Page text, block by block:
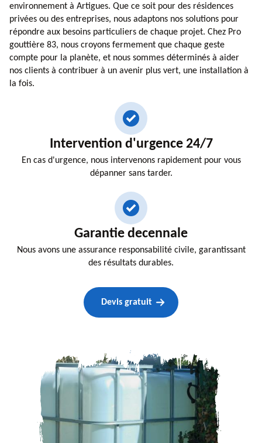
environnement à Artigues. Que ce soit pour des résidences
privées ou des entreprises, nous adaptons nos solutions pour
répondre aux besoins particuliers de chaque projet. Chez Pro
gouttière 83, nous croyons fermement que chaque geste
compte pour la planète, et nous sommes déterminés à aider
nos clients à contribuer à un avenir plus vert, une installation à
la fois.
Intervention d'urgence 24/7
En cas d'urgence, nous intervenons rapidement pour vous
dépanner sans tarder.
Garantie decennale
Nous avons une assurance responsabilité civile, garantissant
des résultats durables.
Devis gratuit